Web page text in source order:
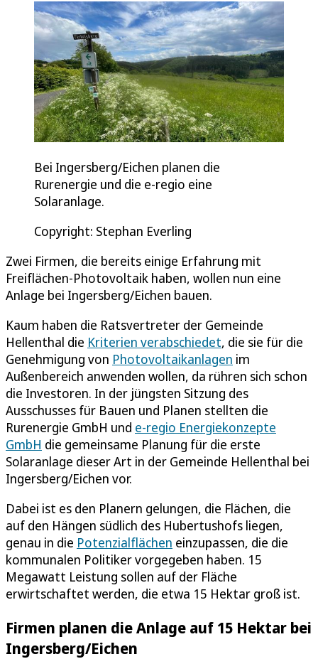
Bei Ingersberg/Eichen planen die
Rurenergie und die e-regio eine
Solaranlage.
Copyright: Stephan Everling
Zwei Firmen, die bereits einige Erfahrung mit
Freiflächen-Photovoltaik haben, wollen nun eine
Anlage bei Ingersberg/Eichen bauen.
Kaum haben die Ratsvertreter der Gemeinde
Hellenthal die Kriterien verabschiedet, die sie für die
Genehmigung von Photovoltaikanlagen im
Außenbereich anwenden wollen, da rühren sich schon
die Investoren. In der jüngsten Sitzung des
Ausschusses für Bauen und Planen stellten die
Rurenergie GmbH und e-regio Energiekonzepte
GmbH die gemeinsame Planung für die erste
Solaranlage dieser Art in der Gemeinde Hellenthal bei
Ingersberg/Eichen vor.
Dabei ist es den Planern gelungen, die Flächen, die
auf den Hängen südlich des Hubertushofs liegen,
genau in die Potenzialflächen einzupassen, die die
kommunalen Politiker vorgegeben haben. 15
Megawatt Leistung sollen auf der Fläche
erwirtschaftet werden, die etwa 15 Hektar groß ist.
Firmen planen die Anlage auf 15 Hektar bei
Ingersberg/Eichen